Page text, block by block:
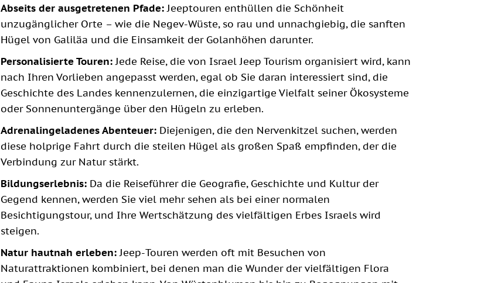
Abseits der ausgetretenen Pfade:Jeeptouren enthüllen die Schönheit
unzugänglicher Orte – wie die Negev-Wüste, so rau und unnachgiebig, die sanften
Hügel von Galiläa und die Einsamkeit der Golanhöhen darunter.
Personalisierte Touren:Jede Reise, die von Israel Jeep Tourism organisiert wird, kann
nach Ihren Vorlieben angepasst werden, egal ob Sie daran interessiert sind, die
Geschichte des Landes kennenzulernen, die einzigartige Vielfalt seiner Ökosysteme
oder Sonnenuntergänge über den Hügeln zu erleben.
Adrenalingeladenes Abenteuer:Diejenigen, die den Nervenkitzel suchen, werden
diese holprige Fahrt durch die steilen Hügel als großen Spaß empfinden, der die
Verbindung zur Natur stärkt.
Bildungserlebnis:Da die Reiseführer die Geografie, Geschichte und Kultur der
Gegend kennen, werden Sie viel mehr sehen als bei einer normalen
Besichtigungstour, und Ihre Wertschätzung des vielfältigen Erbes Israels wird
steigen.
Natur hautnah erleben:Jeep-Touren werden oft mit Besuchen von
Naturattraktionen kombiniert, bei denen man die Wunder der vielfältigen Flora